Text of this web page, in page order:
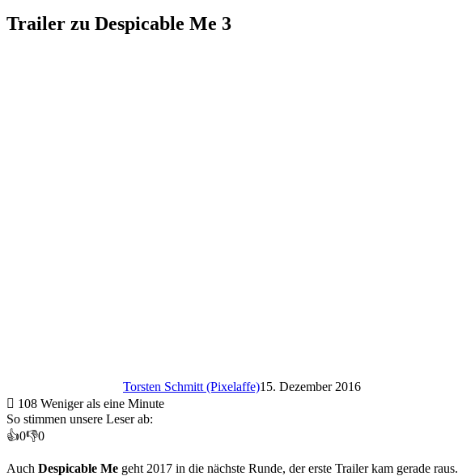
Trailer zu Despicable Me 3
Torsten Schmitt (Pixelaffe)15. Dezember 2016
108 Weniger als eine Minute
So stimmen unsere Leser ab:
👍0👎0
Auch Despicable Me geht 2017 in die nächste Runde, der erste Trailer kam gerade raus.